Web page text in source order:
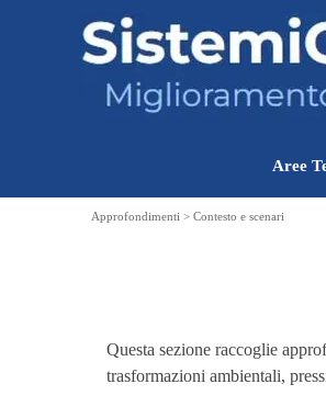
Aree
Approfondimenti > Contesto e scenari
Questa sezione raccoglie
trasformazioni ambientali,